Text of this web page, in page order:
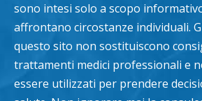
sono intesi solo a scopo
affrontano circostanze individuali.
questo sito non sostituiscono
trattamenti medici professionali e
essere utilizzati per prendere